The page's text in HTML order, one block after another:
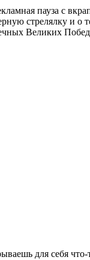
пауза с
стрелялку и
Великих
для себя